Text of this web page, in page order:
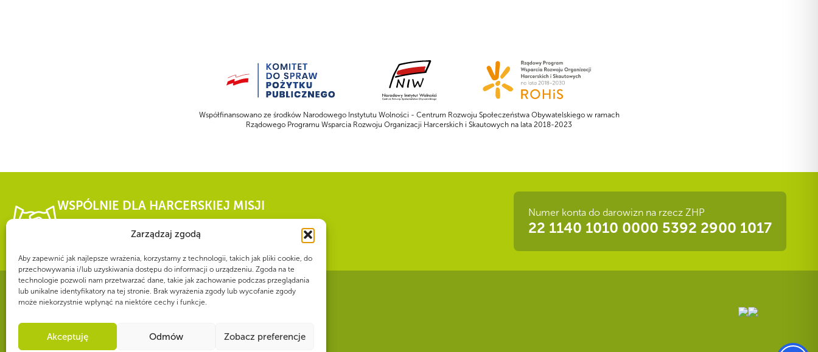
Zarządzaj zgodą
Aby zapewnić jak najlepsze wrażenia, korzystamy z technologii, takich jak pliki cookie, do
przechowywania i/lub uzyskiwania dostępu do informacji o urządzeniu. Zgoda na te
technologie pozwoli nam przetwarzać dane, takie jak zachowanie podczas przeglądania
lub unikalne identyfikatory na tej stronie. Brak wyrażenia zgody lub wycofanie zgody
może niekorzystnie wpłynąć na niektóre cechy i funkcje.
Akceptuję Odmów Zobacz preferencje
Współfinansowano ze środków Narodowego Instytutu Wolności - Centrum Rozwoju Społeczeństwa Obywatelskiego w ramach
Rządowego Programu Wsparcia Rozwoju Organizacji Harcerskich i Skautowych na lata 2018-2023
WSPÓLNIE DLA HARCERSKIEJ MISJI
Twoje wsparcie, nasza siła!
Numer konta do darowizn na rzecz ZHP
22 1140 1010 0000 5392 2900 1017